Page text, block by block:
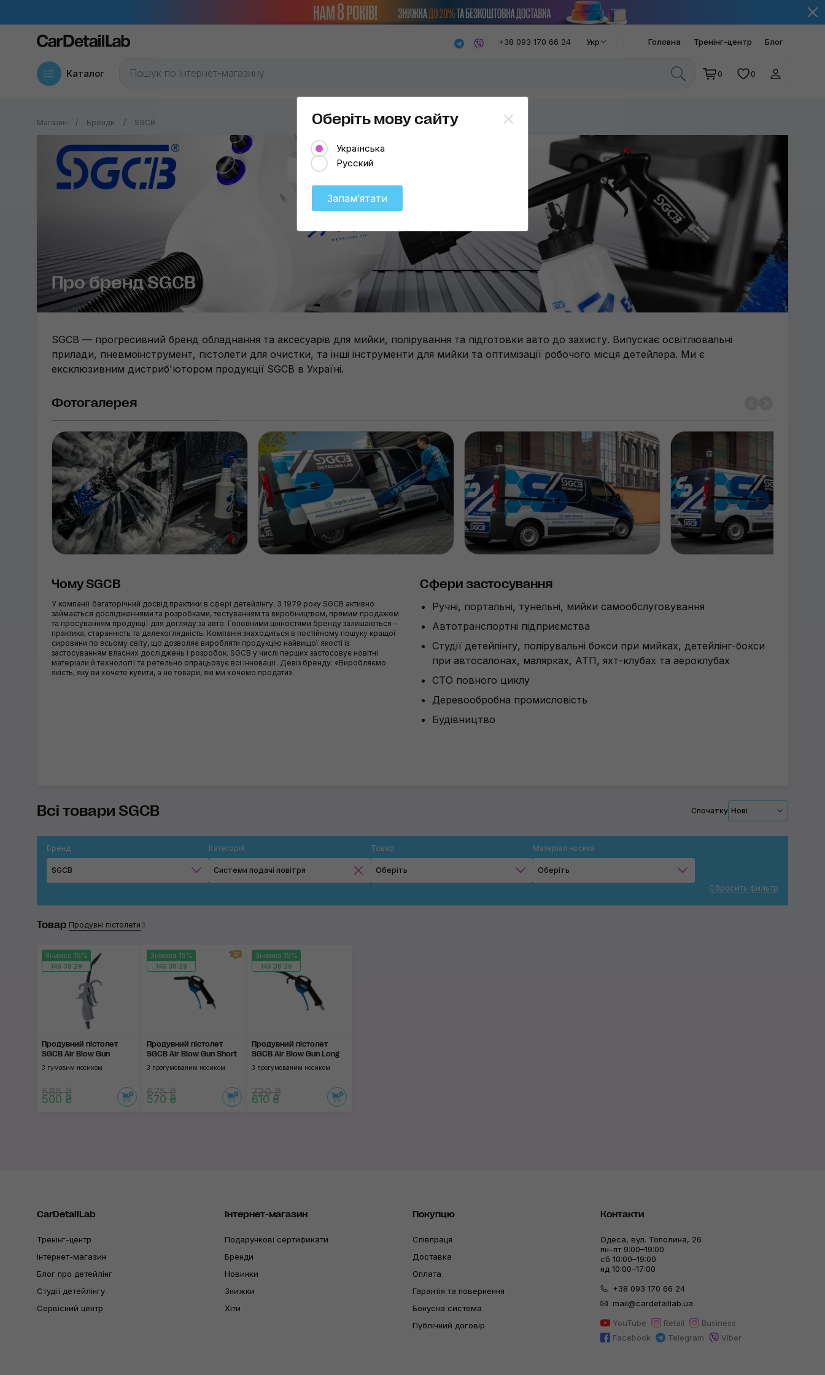
+38 093 170 66 24 Укр Головна Тренінг-центр Блог
Каталог 0 0
Магазин Бренди SGCB
Про бренд SGCB
SGCB — прогресивний бренд обладнання та аксесуарів для мийки, полірування та підготовки авто до захисту. Випускає освітлювальні
прилади, пневмоінструмент, пістолети для очистки, та інші інструменти для мийки та оптимізації робочого місця детейлера. Ми є
ексклюзивним дистриб'ютором продукції SGCB в Україні.
Фотогалерея
Чому SGCB
У компанії багаторічний досвід практики в сфері детейлінгу. З 1979 року SGCB активно
займається дослідженнями та розробками, тестуванням та виробництвом, прямим продажем
та просуванням продукції для догляду за авто. Головними цінностями бренду залишаються –
практика, старанність та далекоглядність. Компанія знаходиться в постійному пошуку кращої
сировини по всьому світу, що дозволяє виробляти продукцію найвищої якості із
застосуванням власних досліджень і розробок. SGCB у числі перших застосовує новітні
матеріали й технології та ретельно опрацьовує всі інновації. Девіз бренду: «Виробляємо
якість, яку ви хочете купити, а не товари, які ми хочемо продати».
Сфери застосування
Ручні, портальні, тунельні, мийки самообслуговування
Автотранспортні підприємства
Студії детейлінгу, полірувальні бокси при мийках, детейлінг-бокси
при автосалонах, малярках, АТП, яхт-клубах та аероклубах
СТО повного циклу
Деревообробна промисловість
Будівництво
Всі товари SGCB Спочатку Нові
Бренд
SGCB
Категорія
Системи подачі повітря
Товар
Оберіть
Матеріал носика
Оберіть
Сбросить фильтр
Товар Продувні пістолети3
Знижка 15%
146:38:28
Продувний пістолет
SGCB Air Blow Gun
З гумовим носиком
585 ₴
500 ₴
Знижка 15%
146:38:28
1
Продувний пістолет
SGCB Air Blow Gun Short
З прогумованим носиком
675 ₴
570 ₴
Знижка 15%
146:38:28
Продувний пістолет
SGCB Air Blow Gun Long
З прогумованим носиком
720 ₴
610 ₴
CarDetailLab
Тренінг-центр
Інтернет-магазин
Блог про детейлінг
Студії детейлінгу
Сервісний центр
Інтернет-магазин
Подарункові сертификати
Бренди
Новинки
Знижки
Хіти
Покупцю
Співпраця
Доставка
Оплата
Гарантія та повернення
Бонусна система
Публічний договір
Контакти
Одеса, вул. Тополина, 26
пн–пт 9:00–19:00
сб 10:00–19:00
нд 10:00–17:00
+38 093 170 66 24
mail@cardetaillab.ua
YouTube
Retail
Business
Facebook
Telegram Viber
Оберіть мову сайту
Українська
Русский
Запамʼятати